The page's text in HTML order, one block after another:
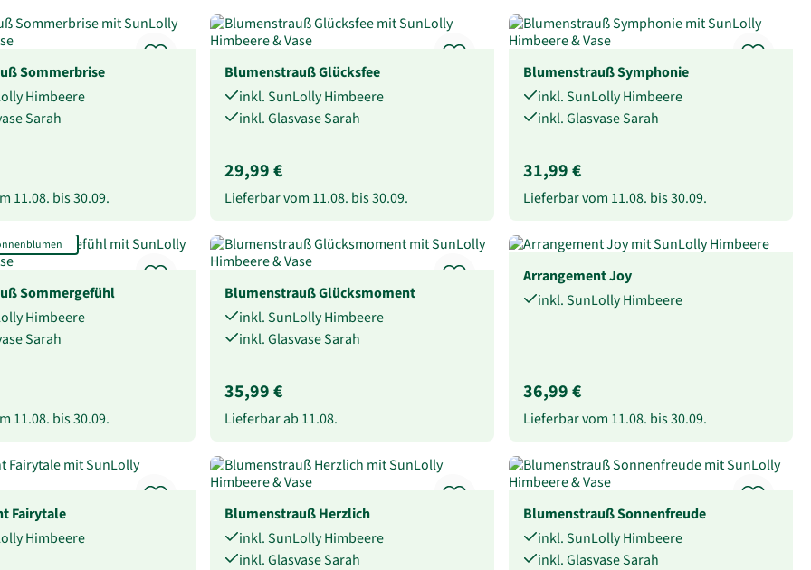
Sommerbrise
Himbeere
Sarah
11.08. bis30.09.
Blumenstrauß Glücksfee
inkl. SunLolly Himbeere
inkl. Glasvase Sarah
29,99 €
Lieferbar vom 11.08. bis30.09.
Blumenstrauß Symphonie
inkl. SunLolly Himbeere
inkl. Glasvase Sarah
31,99 €
Lieferbar vom 11.08. bis30.09.
Sommergefühl
Himbeere
Sarah
11.08. bis30.09.
Blumenstrauß Glücksmoment
inkl. SunLolly Himbeere
inkl. Glasvase Sarah
35,99 €
Lieferbar ab 11.08.
Arrangement Joy
inkl. SunLolly Himbeere
36,99 €
Lieferbar vom 11.08. bis30.09.
Fairytale
Himbeere
Blumenstrauß Herzlich
inkl. SunLolly Himbeere
inkl. Glasvase Sarah
Blumenstrauß Sonnenfreude
inkl. SunLolly Himbeere
inkl. Glasvase Sarah